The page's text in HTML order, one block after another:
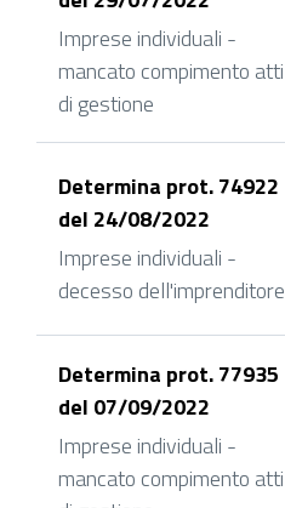
Imprese individuali -
mancato compimento atti
di gestione
Determina prot. 74922
del 24/08/2022
Imprese individuali -
decesso dell'imprenditore
Determina prot. 77935
del 07/09/2022
Imprese individuali -
mancato compimento atti